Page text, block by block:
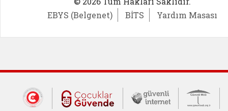
EBYS (Belgenet)
BİTS Yardım Masası
Dış Bağlantılar
Cumhurbaşkanlığı İletişim Merkezi
Çocuklar Güvende (yeni
Güvenli